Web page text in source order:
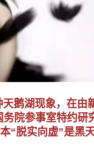
鹅湖现象，在由
院参事室特约研
“脱实向虚”是黑